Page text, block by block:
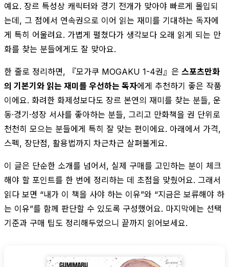
예요. 장르 특성상 캐릭터와 경기 전개가 맞아야 빠르게 몰입되
는데, 그 점에서 연속권으로 이어 읽는 재미를 기대하는 독자에
게 특히 어울려요. 가볍게 펼쳤다가 생각보다 오래 읽게 되는 만
화를 찾는 분들에게도 잘 맞아요.
한 줄로 정리하면, 『모가쿠 MOGAKU 1-4권』은 스포츠만화
의 기본기와 읽는 재미를 우선하는 독자에게 추천하기 좋은 작품
이에요. 화려한 화제성보다도 장르 본연의 재미를 찾는 분들, 운
동·경기·성장 서사를 좋아하는 분들, 그리고 만화책을 권 단위로
천천히 모으는 분들에게 특히 잘 맞는 편이에요. 아래에서 가격,
스펙, 장단점, 활용법까지 차근차근 살펴볼게요.
이 글은 단순한 소개를 넘어서, 실제 구매를 고민하는 분이 체크
해야 할 포인트를 한 번에 정리하는 데 초점을 맞췄어요. 그래서
읽다 보면 “내가 이 책을 사야 하는 이유”와 “지금은 보류해야 하
는 이유”를 함께 판단할 수 있도록 구성했어요. 마지막에는 선택
기준과 구매 팁도 정리해두었으니 끝까지 읽어보세요.